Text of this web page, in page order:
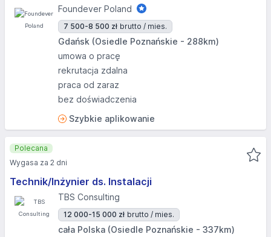
Foundever Poland
7 500-8 500 zł brutto / mies.
Gdańsk (Osiedle Poznańskie - 288km)
umowa o pracę
rekrutacja zdalna
praca od zaraz
bez doświadczenia
Szybkie aplikowanie
Technik/Inżynier ds. Instalacji
TBS Consulting
12 000-15 000 zł brutto / mies.
cała Polska (Osiedle Poznańskie - 337km)
Polecana
Wygasa za 2 dni